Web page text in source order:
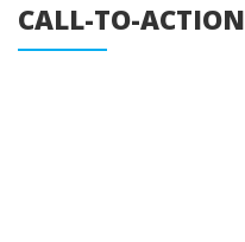
CALL-TO-ACTION